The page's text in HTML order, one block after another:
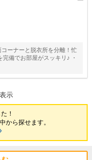
コーナーと脱衣所を分離！忙
備でお部屋がスッキリ♪ ・
示
！
から探せます。